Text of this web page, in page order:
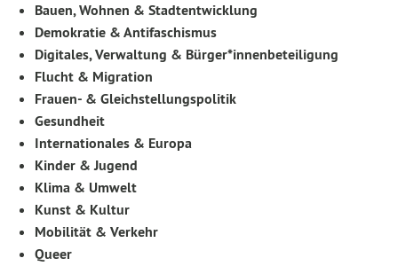
Bauen, Wohnen & Stadtentwicklung
Demokratie & Antifaschismus
Digitales, Verwaltung & Bürger*innenbeteiligung
Flucht & Migration
Frauen- & Gleichstellungspolitik
Gesundheit
Internationales & Europa
Kinder & Jugend
Klima & Umwelt
Kunst & Kultur
Mobilität & Verkehr
Queer